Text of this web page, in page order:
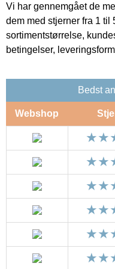
Vi har gennemgået de
dem med stjerner fra 1 til
sortimentstørrelse,
betingelser,
Bedst
Webshop